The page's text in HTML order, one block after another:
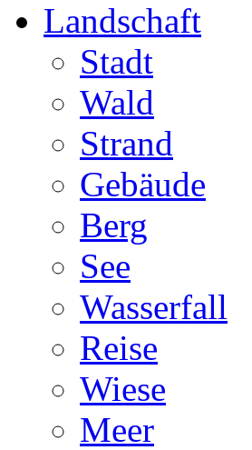
Landschaft
Stadt
Wald
Strand
Gebäude
Berg
See
Wasserfall
Reise
Wiese
Meer